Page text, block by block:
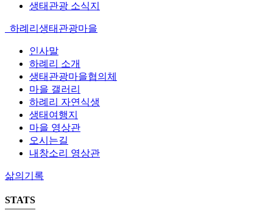
생태관광 소식지
하례리생태관광마을
인사말
하례리 소개
생태관광마을협의체
마을 갤러리
하례리 자연식생
생태여행지
마을 영상관
오시는길
내창소리 영상관
삶의기록
STATS